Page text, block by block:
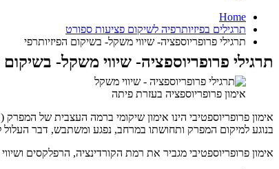
Home
תרגילים בפיזיותרפיה לשיקום פציעות ספורט
תרגילי פרופריוספציה- שיווי משקל- בשיקום הפיזיותרפי
תרגילי פרופריוספציה- שיווי משקל- בשיקום
אימון פרופריוספציה בעזרת פיתה
אימון פרופריוספטיבי הינו אימון שיקומי ברמה העצבית של
בנוגע למיקום המפרק ותחושתו במרחב, נפגע ומשתבש, דבר העלול
אימון פרופריוספטיבי מגביר את רמת הקורדינציה, הרפלקסים